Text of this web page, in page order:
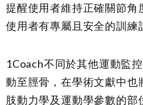
提醒使用者維持正確關節角
使用者有專屬且安全的訓練
1Coach不同於其他運動監
動至脛骨，在學術文獻中也
肢動力學及運動學參數的部